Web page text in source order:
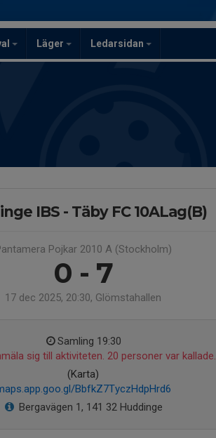
Läger Ledarsidan
IBS - Täby FC 10ALag(B)
Pojkar 2010 A (Stockholm)
0 - 7
17 dec 2025, 20:30, Glömstahallen
Samling 19:30
sig till aktiviteten. 20 personer var kallade.
(Karta)
BbfkZ7TyczHdpHrd6
Bergavägen 1, 141 32 Huddinge